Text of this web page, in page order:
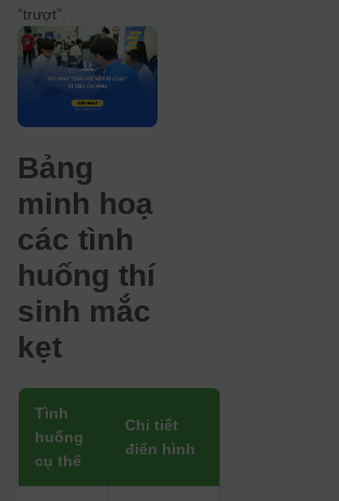
“trượt”.
Bảng
minh hoạ
các tình
huống thí
sinh mắc
kẹt
Tình
huống
cụ thể
Chi tiết
điển hình